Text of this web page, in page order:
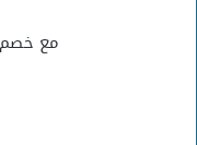
مع خصم